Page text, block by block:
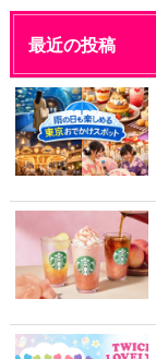
最近の投稿